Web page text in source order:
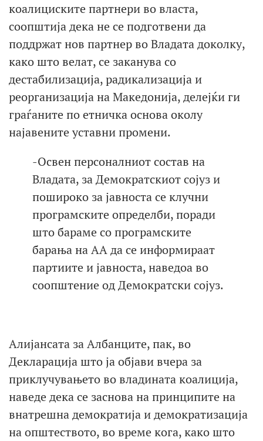
коалициските партнери во власта,
соопштија дека не се подготвени да
поддржат нов партнер во Владата доколку,
како што велат, се заканува со
дестабилизација, радикализација и
реорганизација на Македонија, делејќи ги
граѓаните по етничка основа околу
најавените уставни промени.
-Освен персоналниот состав на
Владата, за Демократскиот сојуз и
пошироко за јавноста се клучни
програмските определби, поради
што бараме со програмските
барања на АА да се информираат
партиите и јавноста, наведоа во
соопштение од Демократски сојуз.
Алијансата за Албанците, пак, во
Декларација што ја објави вчера за
приклучувањето во владината коалиција,
наведе дека се заснова на принципите на
внатрешна демократија и демократизација
на општеството, во време кога, како што